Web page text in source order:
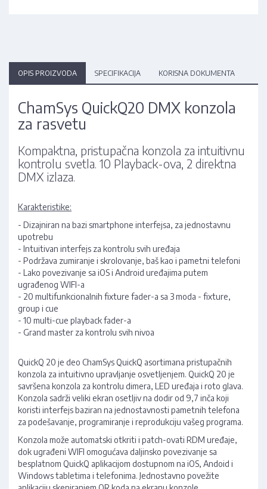
OPIS PROIZVODA SPECIFIKACIJA KORISNA DOKUMENTA
ChamSys QuickQ20 DMX konzola
za rasvetu
Kompaktna, pristupačna konzola za intuitivnu
kontrolu svetla. 10 Playback-ova, 2 direktna
DMX izlaza.
Karakteristike:
- Dizajniran na bazi smartphone interfejsa, za jednostavnu
upotrebu
- Intuitivan interfejs za kontrolu svih uređaja
- Podržava zumiranje i skrolovanje, baš kao i pametni telefoni
- Lako povezivanje sa iOS i Android uređajima putem
ugrađenog WIFI-a
- 20 multifunkcionalnih fixture fader-a sa 3 moda - fixture,
group i cue
- 10 multi-cue playback fader-a
- Grand master za kontrolu svih nivoa
QuickQ 20 je deo ChamSys QuickQ asortimana pristupačnih
konzola za intuitivno upravljanje osvetljenjem. QuickQ 20 je
savršena konzola za kontrolu dimera, LED uređaja i roto glava.
Konzola sadrži veliki ekran osetljiv na dodir od 9,7 inča koji
koristi interfejs baziran na jednostavnosti pametnih telefona
za podešavanje, programiranje i reprodukciju vašeg programa.
Konzola može automatski otkriti i patch-ovati RDM uređaje,
dok ugrađeni WIFI omogućava daljinsko povezivanje sa
besplatnom QuickQ aplikacijom dostupnom na iOS, Andoid i
Windows tabletima i telefonima. Jednostavno povežite